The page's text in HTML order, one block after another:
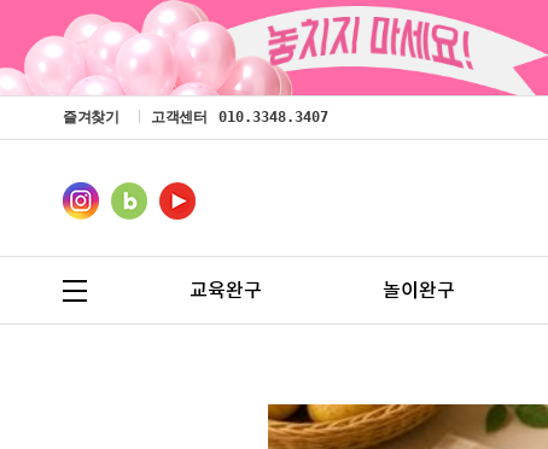
즐겨찾기 고객센터 010.3348.3407
교육완구 놀이완구